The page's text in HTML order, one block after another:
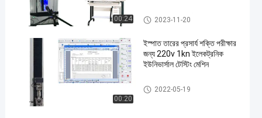
00:24 ইলেকট্রনিক ইউনিভার্সাল টেস্টিং মেশিন
2023-11-20
00:20
ইস্পাত তারের প্রসার্য শক্তি পরীক্ষার
জন্য 220v 1kn ইলেকট্রনিক
ইউনিভার্সাল টেস্টিং মেশিন
ইলেকট্রনিক ইউনিভার্সাল টেস্টিং মেশিন
2022-05-19